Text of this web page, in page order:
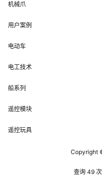
机械爪
用户案例
电动车
电工技术
船系列
遥控模块
遥控玩具
Copyright
查询 49